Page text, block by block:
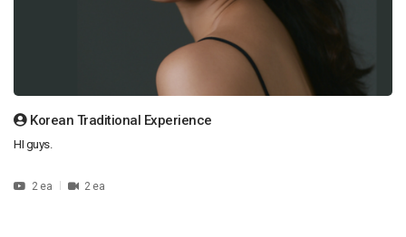
Korean Traditional Experience
HI guys.
2 ea 2 ea